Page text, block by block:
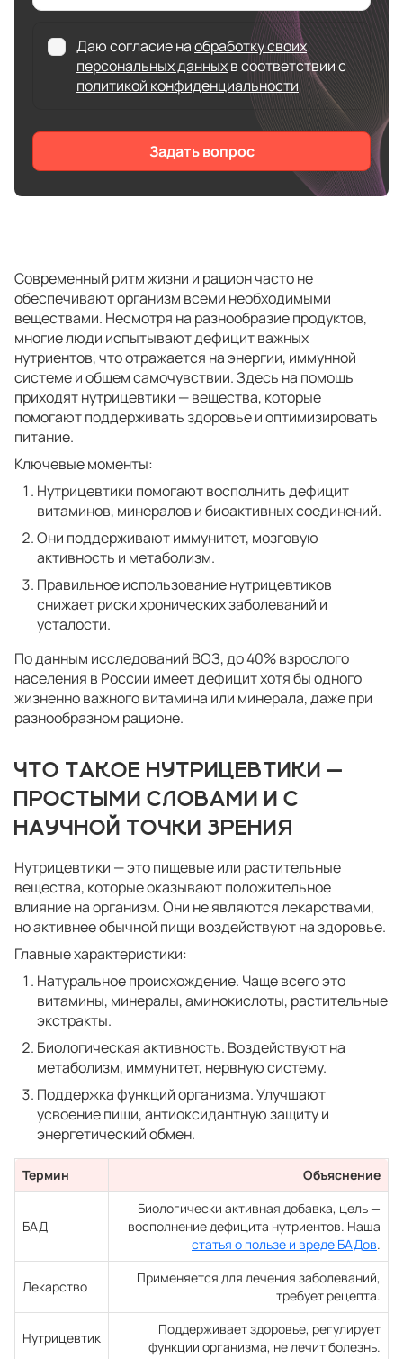
Даю согласие наобработку своих
персональных данныхв соответствии с
политикой конфиденциальности
Задать вопрос
Современный ритм жизни и рацион часто не
обеспечивают организм всеми необходимыми
веществами. Несмотря на разнообразие продуктов,
многие люди испытывают дефицит важных
нутриентов, что отражается на энергии, иммунной
системе и общем самочувствии. Здесь на помощь
приходят нутрицевтики — вещества, которые
помогают поддерживать здоровье и оптимизировать
питание.
Ключевые моменты:
Нутрицевтики помогают восполнить дефицит
витаминов, минералов и биоактивных соединений.
Они поддерживают иммунитет, мозговую
активность и метаболизм.
Правильное использование нутрицевтиков
снижает риски хронических заболеваний и
усталости.
По данным исследований ВОЗ, до 40% взрослого
населения в России имеет дефицит хотя бы одного
жизненно важного витамина или минерала, даже при
разнообразном рационе.
ЧТО ТАКОЕ НУТРИЦЕВТИКИ —
ПРОСТЫМИ СЛОВАМИ И С
НАУЧНОЙ ТОЧКИ ЗРЕНИЯ
Нутрицевтики — это пищевые или растительные
вещества, которые оказывают положительное
влияние на организм. Они не являются лекарствами,
но активнее обычной пищи воздействуют на здоровье.
Главные характеристики:
Натуральное происхождение. Чаще всего это
витамины, минералы, аминокислоты, растительные
экстракты.
Биологическая активность. Воздействуют на
метаболизм, иммунитет, нервную систему.
Поддержка функций организма. Улучшают
усвоение пищи, антиоксидантную защиту и
энергетический обмен.
Термин Объяснение
БАД
Биологически активная добавка, цель —
восполнение дефицита нутриентов. Наша
статья о пользе и вреде БАДов.
Лекарство
Применяется для лечения заболеваний,
требует рецепта.
Нутрицевтик
Поддерживает здоровье, регулирует
функции организма, не лечит болезнь.